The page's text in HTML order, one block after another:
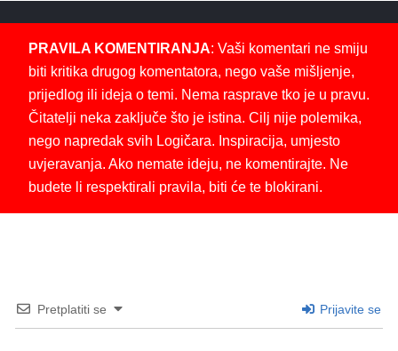
PRAVILA KOMENTIRANJA: Vaši komentari ne smiju
biti kritika drugog komentatora, nego vaše mišljenje,
prijedlog ili ideja o temi. Nema rasprave tko je u pravu.
Čitatelji neka zaključe što je istina. Cilj nije polemika,
nego napredak svih Logičara. Inspiracija, umjesto
uvjeravanja. Ako nemate ideju, ne komentirajte. Ne
budete li respektirali pravila, biti će te blokirani.
Pretplatiti se Prijavite se